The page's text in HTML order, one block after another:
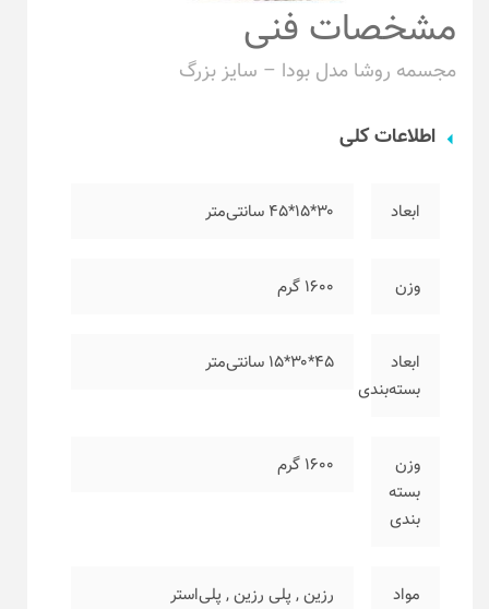
مشخصات فنی
مجسمه روشا مدل بودا – سایز بزرگ
اطلاعات کلی
ابعاد ۳۰*۱۵*۴۵ سانتی‌متر
وزن ۱۶۰۰ گرم
ابعاد
بسته‌بندی
۴۵*۳۰*۱۵ سانتی‌متر
وزن
بسته
بندی
۱۶۰۰ گرم
مواد
رزین, پلی رزین, پلی‌استر